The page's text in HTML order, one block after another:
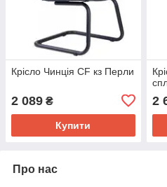
Крісло Чинція CF кз Перли
2 089 ₴
Купити
2
Про нас